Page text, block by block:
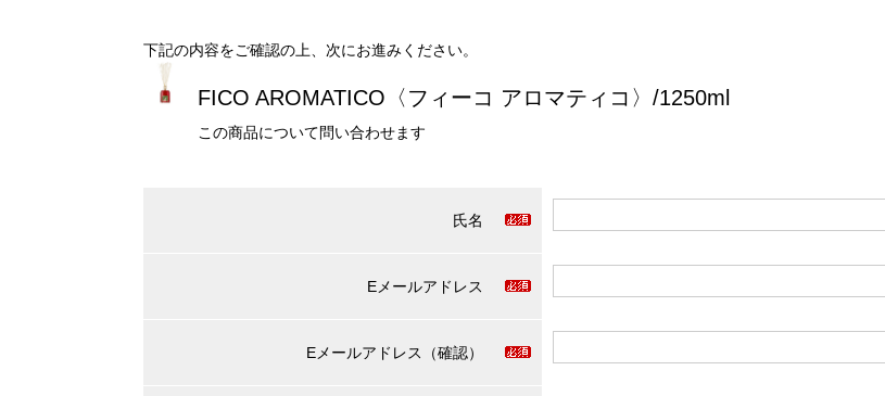
下記の内容をご確認の上、次にお進みください。
FICO AROMATICO〈フィーコ アロマティコ〉/1250ml
この商品について問い合わせます
氏名
Eメールアドレス
Eメールアドレス（確認）